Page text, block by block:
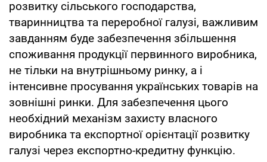
розвитку сільського господарства,
тваринництва та переробної галузі, важливим
завданням буде забезпечення збільшення
споживання продукції первинного виробника,
не тільки на внутрішньому ринку, а і
інтенсивне просування українських товарів на
зовнішні ринки. Для забезпечення цього
необхідний механізм захисту власного
виробника та експортної орієнтації розвитку
галузі через експортно-кредитну функцію.